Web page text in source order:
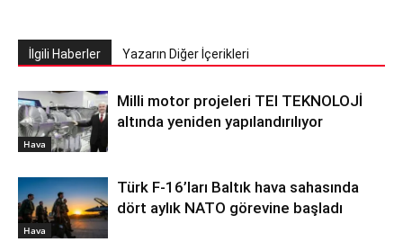
İlgili Haberler Yazarın Diğer İçerikleri
Hava
Milli motor projeleri TEI TEKNOLOJİ
altında yeniden yapılandırılıyor
Hava
Türk F-16’ları Baltık hava sahasında
dört aylık NATO görevine başladı